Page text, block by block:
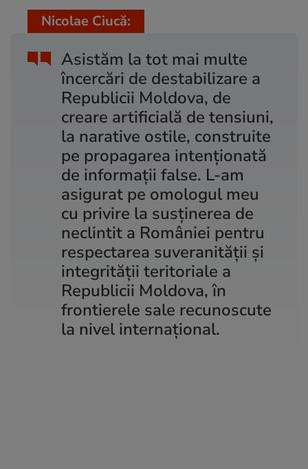
Asistăm la tot mai multe
încercări de destabilizare a
Republicii Moldova, de
creare artificială de tensiuni,
la narative ostile, construite
pe propagarea intenţionată
de informaţii false. L-am
asigurat pe omologul meu
cu privire la susţinerea de
neclintit a României pentru
respectarea suveranităţii şi
integrităţii teritoriale a
Republicii Moldova, în
frontierele sale recunoscute
la nivel internaţional.
Nicolae Ciucă: